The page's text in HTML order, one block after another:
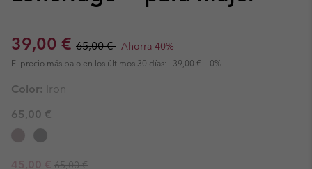
Sale price:
39,00 € Regular price:
65,00 € Ahorra 40%
El precio más bajo en los últimos 30 días: 39,00 € 0%
Color:
Iron
65,00 €
Sale price:
45,00 € Regular price:
65,00 €